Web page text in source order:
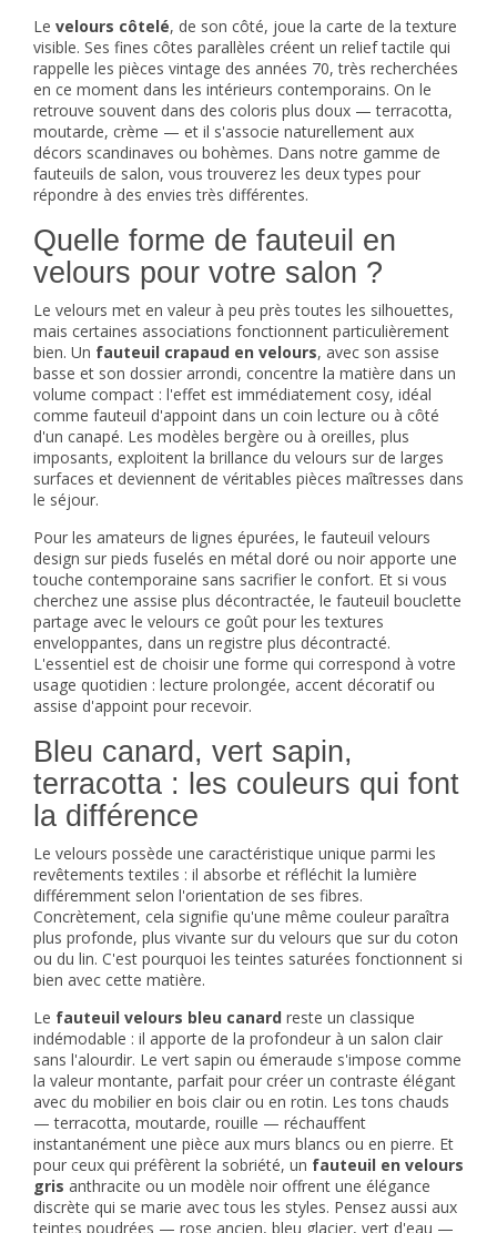
Le velours côtelé, de son côté, joue la carte de la texture
visible. Ses fines côtes parallèles créent un relief tactile qui
rappelle les pièces vintage des années 70, très recherchées
en ce moment dans les intérieurs contemporains. On le
retrouve souvent dans des coloris plus doux — terracotta,
moutarde, crème — et il s'associe naturellement aux
décors scandinaves ou bohèmes. Dans notre gamme de
fauteuils de salon, vous trouverez les deux types pour
répondre à des envies très différentes.
Quelle forme de fauteuil en
velours pour votre salon ?
Le velours met en valeur à peu près toutes les silhouettes,
mais certaines associations fonctionnent particulièrement
bien. Un fauteuil crapaud en velours, avec son assise
basse et son dossier arrondi, concentre la matière dans un
volume compact : l'effet est immédiatement cosy, idéal
comme fauteuil d'appoint dans un coin lecture ou à côté
d'un canapé. Les modèles bergère ou à oreilles, plus
imposants, exploitent la brillance du velours sur de larges
surfaces et deviennent de véritables pièces maîtresses dans
le séjour.
Pour les amateurs de lignes épurées, le fauteuil velours
design sur pieds fuselés en métal doré ou noir apporte une
touche contemporaine sans sacrifier le confort. Et si vous
cherchez une assise plus décontractée, le fauteuil bouclette
partage avec le velours ce goût pour les textures
enveloppantes, dans un registre plus décontracté.
L'essentiel est de choisir une forme qui correspond à votre
usage quotidien : lecture prolongée, accent décoratif ou
assise d'appoint pour recevoir.
Bleu canard, vert sapin,
terracotta : les couleurs qui font
la différence
Le velours possède une caractéristique unique parmi les
revêtements textiles : il absorbe et réfléchit la lumière
différemment selon l'orientation de ses fibres.
Concrètement, cela signifie qu'une même couleur paraîtra
plus profonde, plus vivante sur du velours que sur du coton
ou du lin. C'est pourquoi les teintes saturées fonctionnent si
bien avec cette matière.
Le fauteuil velours bleu canard reste un classique
indémodable : il apporte de la profondeur à un salon clair
sans l'alourdir. Le vert sapin ou émeraude s'impose comme
la valeur montante, parfait pour créer un contraste élégant
avec du mobilier en bois clair ou en rotin. Les tons chauds
— terracotta, moutarde, rouille — réchauffent
instantanément une pièce aux murs blancs ou en pierre. Et
pour ceux qui préfèrent la sobriété, un fauteuil en velours
gris anthracite ou un modèle noir offrent une élégance
discrète qui se marie avec tous les styles. Pensez aussi aux
teintes poudrées — rose ancien, bleu glacier, vert d'eau —